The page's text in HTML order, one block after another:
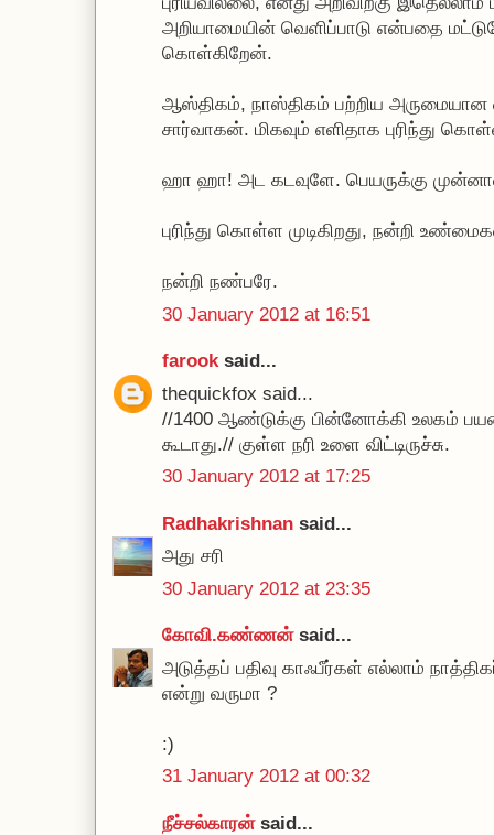
அறியாமையின் வெளிப்பாடு என்பதை
கொள்கிறேன்.
ஆஸ்திகம், நாஸ்திகம் பற்றிய அருமையான
சார்வாகன். மிகவும் எளிதாக புரிந்து
ஹா ஹா! அட கடவுளே. பெயருக்கு
புரிந்து கொள்ள முடிகிறது, நன்றி
நன்றி நண்பரே.
30 January 2012 at 16:51
farooksaid...
thequickfox said...
//1400 ஆண்டுக்கு பின்னோக்கி உலகம்
கூடாது.// குள்ள நரி உளை விட்டிருச்சு.
30 January 2012 at 17:25
Radhakrishnan said...
அது சரி
30 January 2012 at 23:35
கோவி.கண்ணன்said...
அடுத்தப் பதிவு காஃபீர்கள் எல்லாம்
என்று வருமா ?
:)
31 January 2012 at 00:32
நீச்சல்காரன்said...